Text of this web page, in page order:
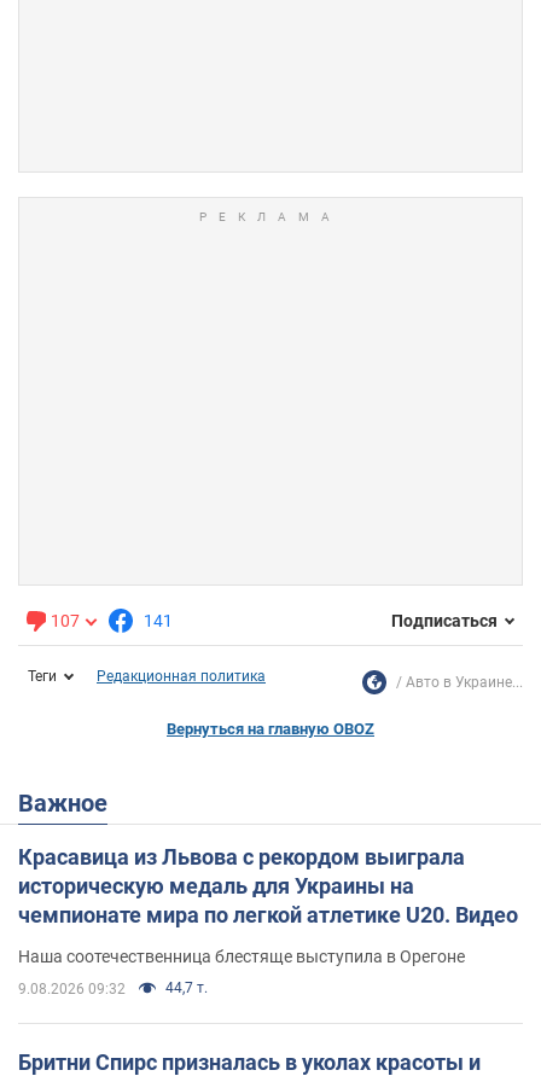
107 141 Подписаться
Теги Редакционная политика Авто в Украине...
Вернуться на главную OBOZ
Важное
Красавица из Львова с рекордом выиграла
историческую медаль для Украины на
чемпионате мира по легкой атлетике U20. Видео
Наша соотечественница блестяще выступила в Орегоне
9.08.2026 09:32 44,7 т.
Бритни Спирс призналась в уколах красоты и